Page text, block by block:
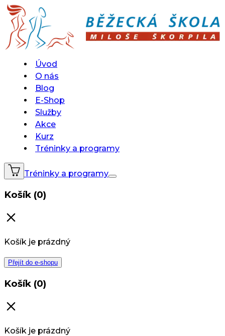
Úvod
O nás
Blog
E-Shop
Služby
Akce
Kurz
Tréninky a programy
Tréninky a programy
Košík (0)
Košík je prázdný
Přejít do e-shopu
Košík (0)
Košík je prázdný